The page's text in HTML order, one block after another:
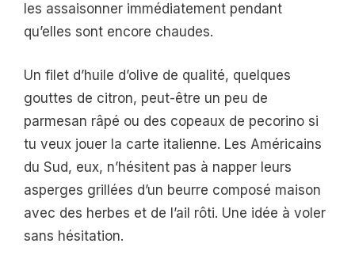
les assaisonner immédiatement pendant
qu’elles sont encore chaudes.
Un filet d’huile d’olive de qualité, quelques
gouttes de citron, peut-être un peu de
parmesan râpé ou des copeaux de pecorino si
tu veux jouer la carte italienne. Les Américains
du Sud, eux, n’hésitent pas à napper leurs
asperges grillées d’un beurre composé maison
avec des herbes et de l’ail rôti. Une idée à voler
sans hésitation.